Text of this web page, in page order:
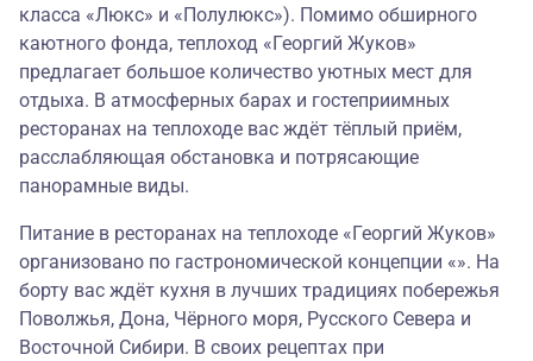
класса «Люкс» и «Полулюкс»). Помимо обширного
каютного фонда, теплоход «Георгий Жуков»
предлагает большое количество уютных мест для
отдыха. В атмосферных барах и гостеприимных
ресторанах на теплоходе вас ждёт тёплый приём,
расслабляющая обстановка и потрясающие
панорамные виды.
Питание в ресторанах на теплоходе «Георгий Жуков»
организовано по гастрономической концепции «». На
борту вас ждёт кухня в лучших традициях побережья
Поволжья, Дона, Чёрного моря, Русского Севера и
Восточной Сибири. В своих рецептах при